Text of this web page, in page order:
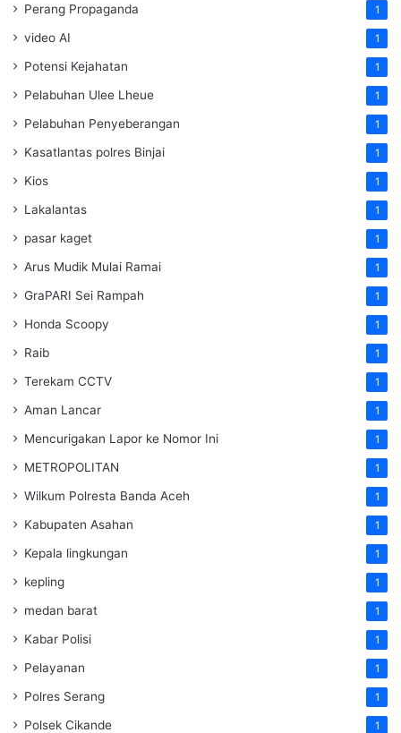
Perang Propaganda 1
video AI 1
Potensi Kejahatan 1
Pelabuhan Ulee Lheue 1
Pelabuhan Penyeberangan 1
Kasatlantas polres Binjai 1
Kios 1
Lakalantas 1
pasar kaget 1
Arus Mudik Mulai Ramai 1
GraPARI Sei Rampah 1
Honda Scoopy 1
Raib 1
Terekam CCTV 1
Aman Lancar 1
Mencurigakan Lapor ke Nomor Ini 1
METROPOLITAN 1
Wilkum Polresta Banda Aceh 1
Kabupaten Asahan 1
Kepala lingkungan 1
kepling 1
medan barat 1
Kabar Polisi 1
Pelayanan 1
Polres Serang 1
Polsek Cikande 1